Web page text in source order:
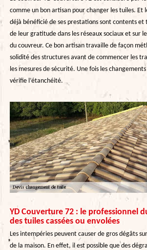
comme un bon artisan pour changer les tuiles. Et
déjà bénéficié de ses prestations sont contents
de leur gratitude dans les réseaux sociaux et sur
du couvreur. Ce bon artisan travaille de façon
solidité des structures avant de commencer les
les mesures de sécurité. Une fois les
vérifie l’étanchéité.
YD Couverture 72 : le professionnel
des tuiles cassées ou envolées
Les intempéries peuvent causer de gros dégâts
de la maison. En effet, il est possible que des